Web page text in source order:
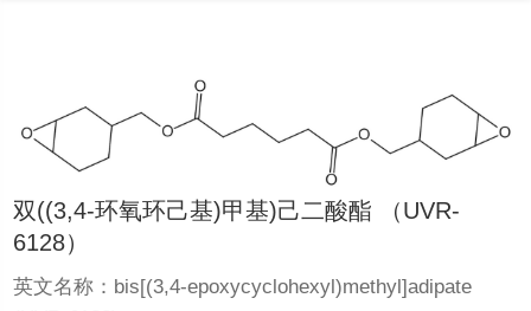
双((3,4-环氧环己基)甲基)己二酸酯 （UVR-
6128）
英文名称：bis[(3,4-epoxycyclohexyl)methyl]adipate